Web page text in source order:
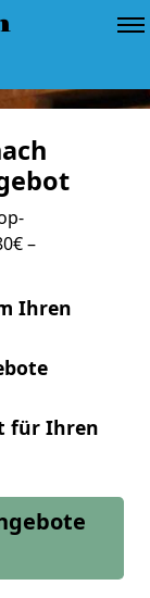
–
Ihren
für Ihren